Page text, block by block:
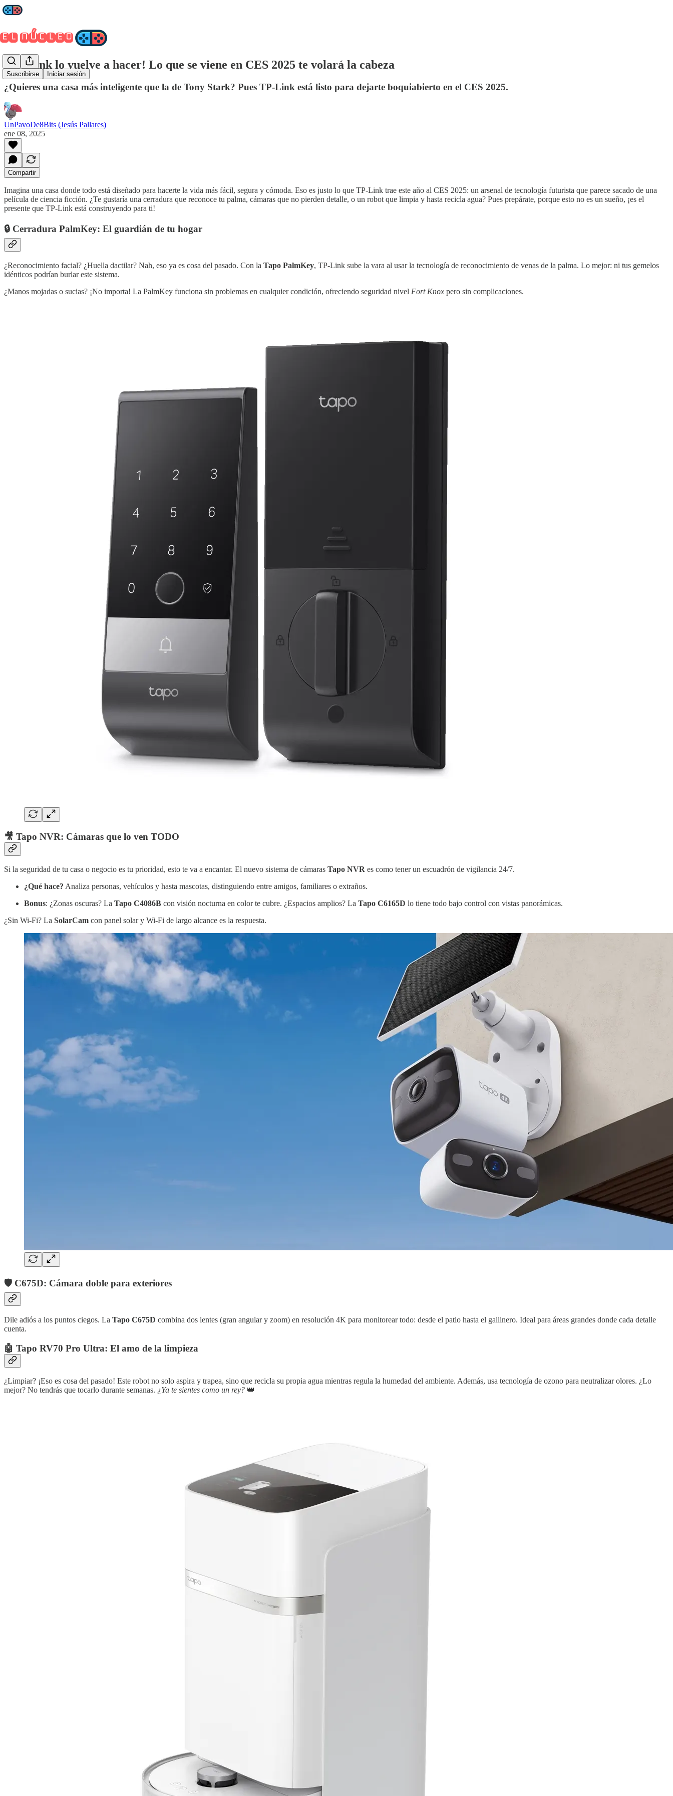
Suscribirse Iniciar sesión
¡TP-Link lo vuelve a hacer! Lo que se viene en CES 2025 te volará la cabeza
¿Quieres una casa más inteligente que la de Tony Stark? Pues TP-Link está listo para dejarte boquiabierto en el CES 2025.
UnPavoDe8Bits (Jesús Pallares)
ene 08, 2025
Compartir
Imagina una casa donde todo está diseñado para hacerte la vida más fácil, segura y cómoda. Eso es justo lo que TP-Link trae este año al CES 2025: un arsenal de tecnología futurista que parece sacado de una
película de ciencia ficción. ¿Te gustaría una cerradura que reconoce tu palma, cámaras que no pierden detalle, o un robot que limpia y hasta recicla agua? Pues prepárate, porque esto no es un sueño, ¡es el
presente que TP-Link está construyendo para ti!
🔒 Cerradura PalmKey: El guardián de tu hogar
¿Reconocimiento facial? ¿Huella dactilar? Nah, eso ya es cosa del pasado. Con la Tapo PalmKey, TP-Link sube la vara al usar la tecnología de reconocimiento de venas de la palma. Lo mejor: ni tus gemelos
idénticos podrían burlar este sistema.
¿Manos mojadas o sucias? ¡No importa! La PalmKey funciona sin problemas en cualquier condición, ofreciendo seguridad nivel Fort Knox pero sin complicaciones.
🎥 Tapo NVR: Cámaras que lo ven TODO
Si la seguridad de tu casa o negocio es tu prioridad, esto te va a encantar. El nuevo sistema de cámaras Tapo NVR es como tener un escuadrón de vigilancia 24/7.
¿Qué hace? Analiza personas, vehículos y hasta mascotas, distinguiendo entre amigos, familiares o extraños.
Bonus: ¿Zonas oscuras? La Tapo C4086B con visión nocturna en color te cubre. ¿Espacios amplios? La Tapo C6165D lo tiene todo bajo control con vistas panorámicas.
¿Sin Wi-Fi? La SolarCam con panel solar y Wi-Fi de largo alcance es la respuesta.
🛡️ C675D: Cámara doble para exteriores
Dile adiós a los puntos ciegos. La Tapo C675D combina dos lentes (gran angular y zoom) en resolución 4K para monitorear todo: desde el patio hasta el gallinero. Ideal para áreas grandes donde cada detalle
cuenta.
🤖 Tapo RV70 Pro Ultra: El amo de la limpieza
¿Limpiar? ¡Eso es cosa del pasado! Este robot no solo aspira y trapea, sino que recicla su propia agua mientras regula la humedad del ambiente. Además, usa tecnología de ozono para neutralizar olores. ¿Lo
mejor? No tendrás que tocarlo durante semanas. ¿Ya te sientes como un rey? 👑